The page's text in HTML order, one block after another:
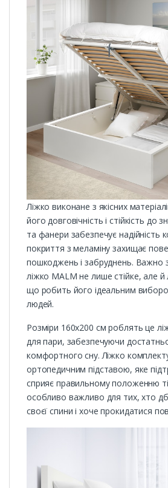
Ліжко виконане з якісних
його довговічність і стійкість
та фанери забезпечує надійність
покриття з меламіну захищає
пошкоджень і забруднень. Важно
ліжко MALM не лише стійке, але й
що робить його ідеальним
людей.
Розміри 160х200 см роблять це
для пари, забезпечуючи
комфортного сну. Ліжко
ортопедичним підставою, яке
сприяє правильному положенню
особливо важливо для тих, хто
своєї спини і хоче прокидатися